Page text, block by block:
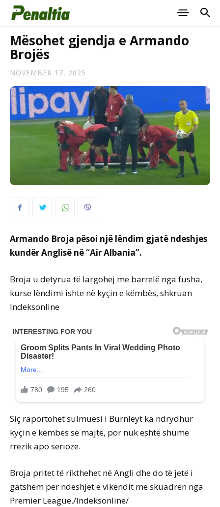
Mësohet gjendja e Armando
Brojës
NOVEMBER 17, 2025
Armando Broja pësoi një lëndim gjatë ndeshjes
kundër Anglisë në “Air Albania”.
Broja u detyrua të largohej me barrelë nga fusha,
kurse lëndimi ishte në kyçin e këmbës, shkruan
Indeksonline
Siç raportohet sulmuesi i Burnleyt ka ndrydhur
kyçin e këmbës së majtë, por nuk është shumë
rrezik apo serioze.
Broja pritet të rikthehet në Angli dhe do të jetë i
gatshëm për ndeshjet e vikendit me skuadrën nga
Premier League./Indeksonline/